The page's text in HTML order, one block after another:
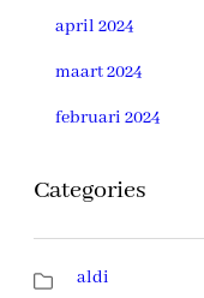
april 2024
maart 2024
februari 2024
Categories
aldi